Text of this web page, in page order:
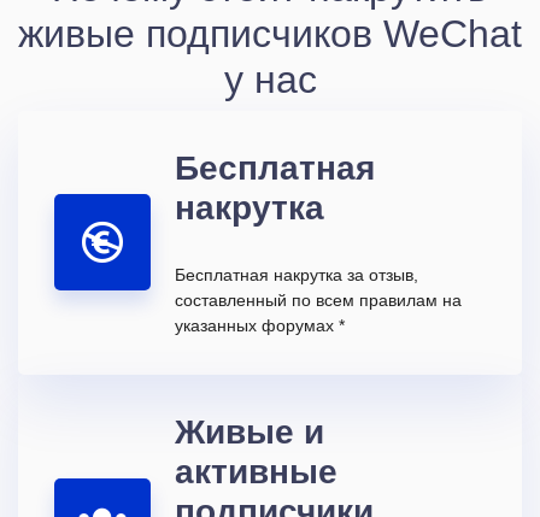
живые подписчиков WeChat
у нас
Бесплатная
накрутка
Бесплатная накрутка за отзыв,
составленный по всем правилам на
указанных форумах *
Живые и
активные
подписчики